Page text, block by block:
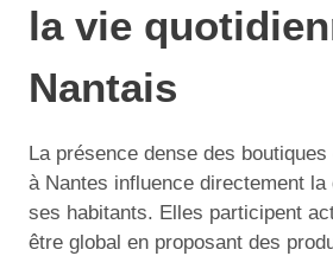
la vie
Nantais
La présence dense des
à Nantes influence directement la
ses habitants. Elles participent
être global en proposant des